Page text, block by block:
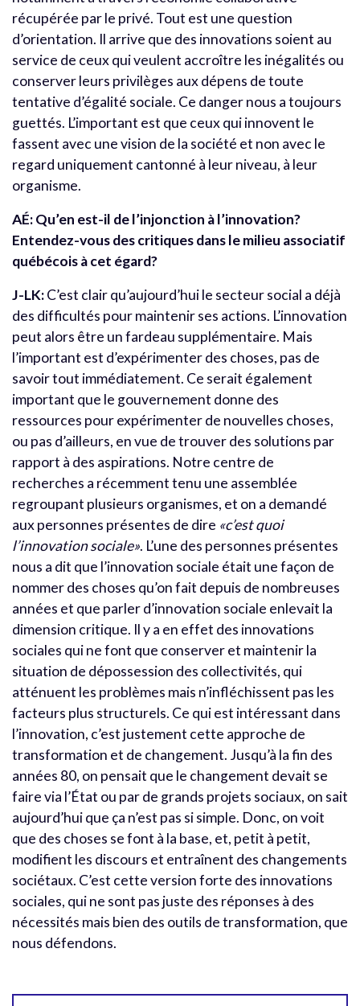
récupérée par le privé. Tout est une question
d’orientation. Il arrive que des innovations soient au
service de ceux qui veulent accroître les inégalités ou
conserver leurs privilèges aux dépens de toute
tentative d’égalité sociale. Ce danger nous a toujours
guettés. L’important est que ceux qui innovent le
fassent avec une vision de la société et non avec le
regard uniquement cantonné à leur niveau, à leur
organisme.
AÉ: Qu’en est-il de l’injonction à l’innovation?
Entendez-vous des critiques dans le milieu associatif
québécois à cet égard?
J-LK:C’est clair qu’aujourd’hui le secteur social a déjà
des difficultés pour maintenir ses actions. L’innovation
peut alors être un fardeau supplémentaire. Mais
l’important est d’expérimenter des choses, pas de
savoir tout immédiatement. Ce serait également
important que le gouvernement donne des
ressources pour expérimenter de nouvelles choses,
ou pas d’ailleurs, en vue de trouver des solutions par
rapport à des aspirations. Notre centre de
recherches a récemment tenu une assemblée
regroupant plusieurs organismes, et on a demandé
aux personnes présentes de dire «c’est quoi
l’innovation sociale». L’une des personnes présentes
nous a dit que l’innovation sociale était une façon de
nommer des choses qu’on fait depuis de nombreuses
années et que parler d’innovation sociale enlevait la
dimension critique. Il y a en effet des innovations
sociales qui ne font que conserver et maintenir la
situation de dépossession des collectivités, qui
atténuent les problèmes mais n’infléchissent pas les
facteurs plus structurels. Ce qui est intéressant dans
l’innovation, c’est justement cette approche de
transformation et de changement. Jusqu’à la fin des
années 80, on pensait que le changement devait se
faire via l’État ou par de grands projets sociaux, on sait
aujourd’hui que ça n’est pas si simple. Donc, on voit
que des choses se font à la base, et, petit à petit,
modifient les discours et entraînent des changements
sociétaux. C’est cette version forte des innovations
sociales, qui ne sont pas juste des réponses à des
nécessités mais bien des outils de transformation, que
nous défendons.